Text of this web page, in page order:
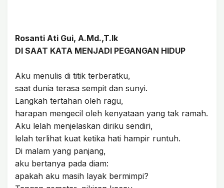
Rosanti Ati Gui, A.Md.,T.Ik
DI SAAT KATA MENJADI PEGANGAN HIDUP
Aku menulis di titik terberatku,
saat dunia terasa sempit dan sunyi.
Langkah tertahan oleh ragu,
harapan mengecil oleh kenyataan yang tak ramah.
Aku lelah menjelaskan diriku sendiri,
lelah terlihat kuat ketika hati hampir runtuh.
Di malam yang panjang,
aku bertanya pada diam:
apakah aku masih layak bermimpi?